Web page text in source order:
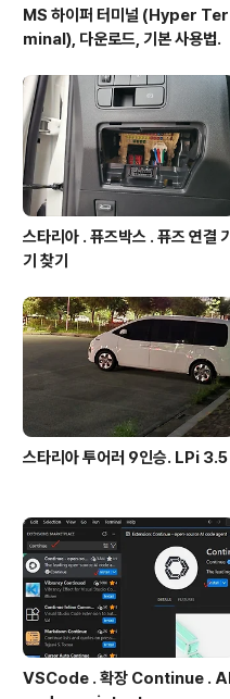
MS 하이퍼 터미널 (Hyper Ter
minal), 다운로드, 기본 사용법.
스타리아 . 퓨즈박스 . 퓨즈 연결 기
기 찾기
스타리아 투어러 9인승. LPi 3.5
VSCode . 확장 Continue . AI